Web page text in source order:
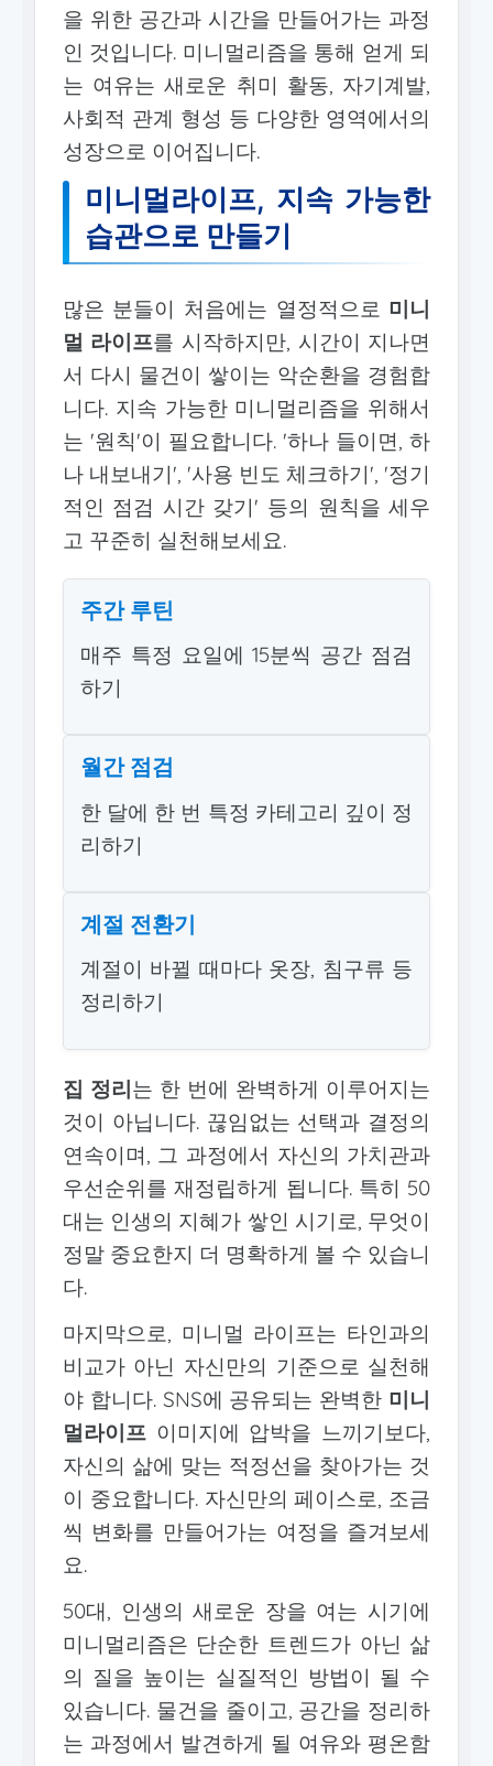
을 위한 공간과 시간을 만들어가는 과정
인 것입니다. 미니멀리즘을 통해 얻게 되
는 여유는 새로운 취미 활동, 자기계발,
사회적 관계 형성 등 다양한 영역에서의
성장으로 이어집니다.
미니멀라이프, 지속 가능한
습관으로 만들기
많은 분들이 처음에는 열정적으로 미니
멀 라이프를 시작하지만, 시간이 지나면
서 다시 물건이 쌓이는 악순환을 경험합
니다. 지속 가능한 미니멀리즘을 위해서
는 '원칙'이 필요합니다. '하나 들이면, 하
나 내보내기', '사용 빈도 체크하기', '정기
적인 점검 시간 갖기' 등의 원칙을 세우
고 꾸준히 실천해보세요.
주간 루틴
매주 특정 요일에 15분씩 공간 점검
하기
월간 점검
한 달에 한 번 특정 카테고리 깊이 정
리하기
계절 전환기
계절이 바뀔 때마다 옷장, 침구류 등
정리하기
집 정리는 한 번에 완벽하게 이루어지는
것이 아닙니다. 끊임없는 선택과 결정의
연속이며, 그 과정에서 자신의 가치관과
우선순위를 재정립하게 됩니다. 특히 50
대는 인생의 지혜가 쌓인 시기로, 무엇이
정말 중요한지 더 명확하게 볼 수 있습니
다.
마지막으로, 미니멀 라이프는 타인과의
비교가 아닌 자신만의 기준으로 실천해
야 합니다. SNS에 공유되는 완벽한 미니
멀라이프이미지에 압박을 느끼기보다,
자신의 삶에 맞는 적정선을 찾아가는 것
이 중요합니다. 자신만의 페이스로, 조금
씩 변화를 만들어가는 여정을 즐겨보세
요.
50대, 인생의 새로운 장을 여는 시기에
미니멀리즘은 단순한 트렌드가 아닌 삶
의 질을 높이는 실질적인 방법이 될 수
있습니다. 물건을 줄이고, 공간을 정리하
는 과정에서 발견하게 될 여유와 평온함